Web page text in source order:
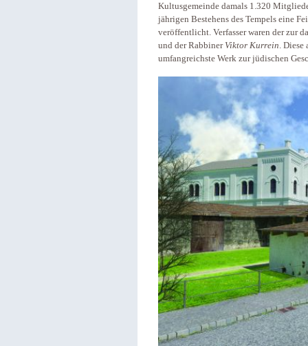
Kultusgemeinde damals 1.320
jährigen Bestehens des Tempels eine
veröffentlicht. Verfasser waren der zur
und der Rabbiner Viktor Kurrein. Diese
umfangreichste Werk zur jüdischen